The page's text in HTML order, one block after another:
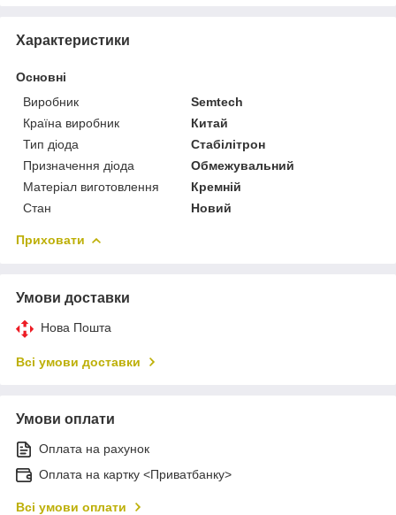
Характеристики
Основні
Виробник
Semtech
Країна виробник
Китай
Тип діода
Стабілітрон
Призначення діода
Обмежувальний
Матеріал виготовлення
Кремній
Стан
Новий
Приховати
Умови доставки
Нова Пошта
Всі умови доставки
Умови оплати
Оплата на рахунок
Оплата на картку <Приватбанку>
Всі умови оплати